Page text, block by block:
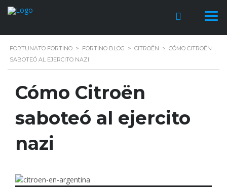
FORTUNATO FORTINO > FORTINO BLOG > CITROËN > CÓMO CITROËN
SABOTEÓ AL EJERCITO NAZI
Cómo Citroën
saboteó al ejercito
nazi